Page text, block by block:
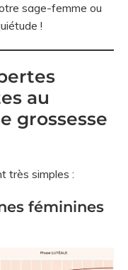
sage-femme ou
!
au
grossesse
très simples :
féminines